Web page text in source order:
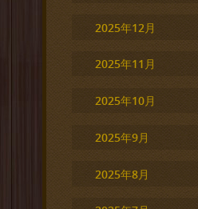
2025年12月
2025年11月
2025年10月
2025年9月
2025年8月